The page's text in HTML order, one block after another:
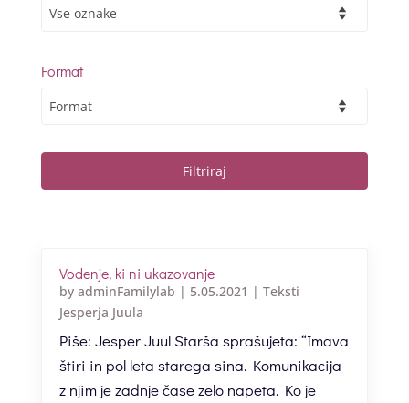
Format
Vodenje, ki ni ukazovanje
by adminFamilylab | 5.05.2021 | Teksti
Jesperja Juula
Piše: Jesper Juul Starša sprašujeta: “Imava
štiri in pol leta starega sina. Komunikacija
z njim je zadnje čase zelo napeta. Ko je